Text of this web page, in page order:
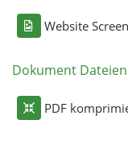
Website
Dokument
PDF